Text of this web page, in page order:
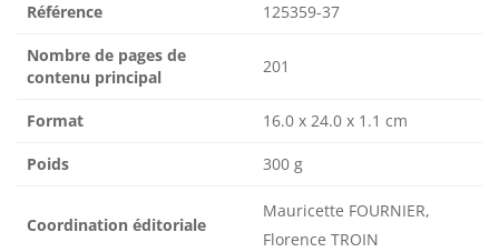
Référence 125359-37
Nombre de pages de
contenu principal
201
Format 16.0 x 24.0 x 1.1 cm
Poids 300 g
Coordination éditoriale
Mauricette FOURNIER,
Florence TROIN